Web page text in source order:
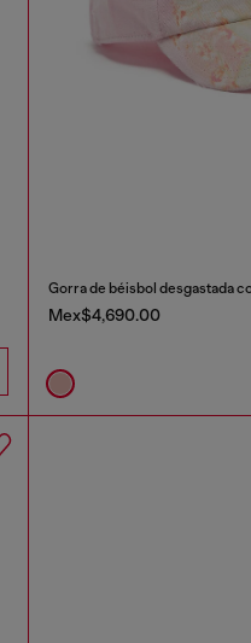
Gorra de béisbol desgastada
Mex$4,690.00